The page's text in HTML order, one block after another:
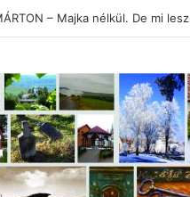
– Majka nélkül. De mi lesz